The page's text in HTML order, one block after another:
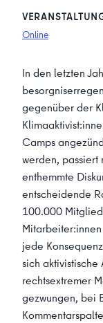
Online
In den letzten
gegenüber der
Camps
werden,
enthemmte
entscheidende
100.000
jede
sich aktivistische
rechtsextremer
gezwungen, bei